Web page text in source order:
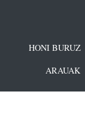
HONI BURUZ
ARAUAK